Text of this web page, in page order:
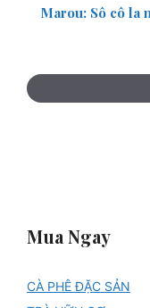
Marou: Sô cô la
Mua Ngay
CÀ PHÊ ĐẶC SẢN